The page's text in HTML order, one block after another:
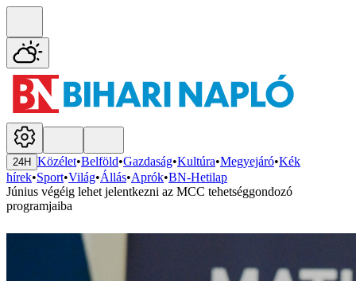
24H Közélet•Belföld•Gazdaság•Kultúra•Megyejáró•Kék
hírek•Sport•Világ•Állás•Aprók•BN-Hetilap
Június végéig lehet jelentkezni az MCC tehetséggondozó
programjaiba